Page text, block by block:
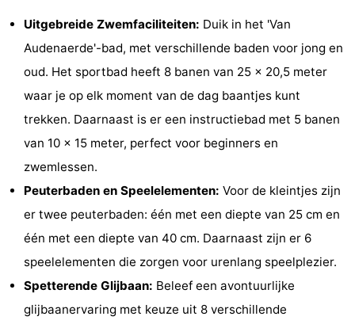
Blankenberger
Duinen
Center
De
Last
Zien
doen
Bezienswaardigheden
-
Musea
Monumenten
Uitkijkpunten
Attracties
Uitgebreide Zwemfaciliteiten: Duik in het 'Van
Audenaerde'-bad, met verschillende baden voor jong en
oud. Het sportbad heeft 8 banen van 25 x 20,5 meter
waar je op elk moment van de dag baantjes kunt
trekken. Daarnaast is er een instructiebad met 5 banen
van 10 x 15 meter, perfect voor beginners en
zwemlessen.
Peuterbaden en Speelelementen: Voor de kleintjes zijn
er twee peuterbaden: één met een diepte van 25 cm en
één met een diepte van 40 cm. Daarnaast zijn er 6
speelelementen die zorgen voor urenlang speelplezier.
Spetterende Glijbaan: Beleef een avontuurlijke
glijbaanervaring met keuze uit 8 verschillende